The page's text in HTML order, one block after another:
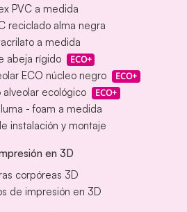
PVC a medida
reciclado alma negra
a medida
abeja rígido
ECO+
ECO núcleo negro ECO+
alveolar ecológico ECO+
- foam a medida
instalación y montaje
en 3D
corpóreas 3D
de impresión en 3D